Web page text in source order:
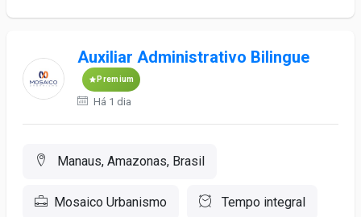
Auxiliar Administrativo Bilingue
Premium
Há 1 dia
Manaus, Amazonas, Brasil
Mosaico Urbanismo Tempo integral